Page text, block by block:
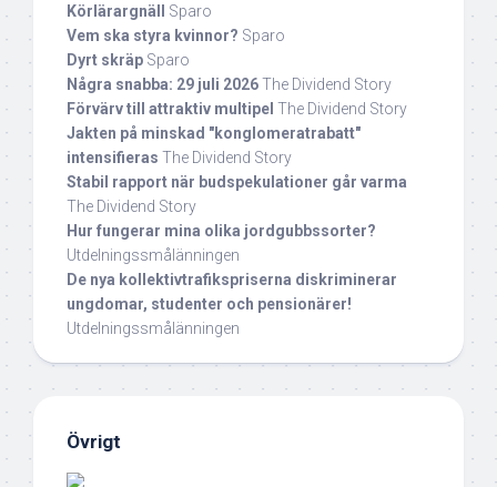
Körlärargnäll
Sparo
Vem ska styra kvinnor? Sparo
Dyrt skräp Sparo
Några snabba: 29 juli 2026The Dividend Story
Förvärv till attraktiv multipel The Dividend Story
Jakten på minskad "konglomeratrabatt"
intensifieras The Dividend Story
Stabil rapport när budspekulationer går varma
The Dividend Story
Hur fungerar mina olika jordgubbssorter?
Utdelningssmålänningen
De nya kollektivtrafikspriserna diskriminerar
ungdomar, studenter och pensionärer!
Utdelningssmålänningen
Övrigt